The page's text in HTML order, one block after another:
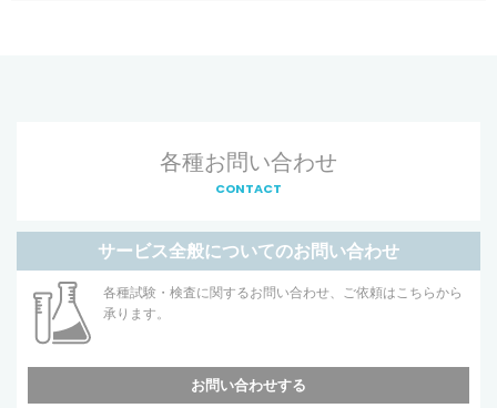
各種お問い合わせ
CONTACT
サービス全般についてのお問い合わせ
各種試験・検査に関するお問い合わせ、ご依頼はこちらから
承ります。
お問い合わせする